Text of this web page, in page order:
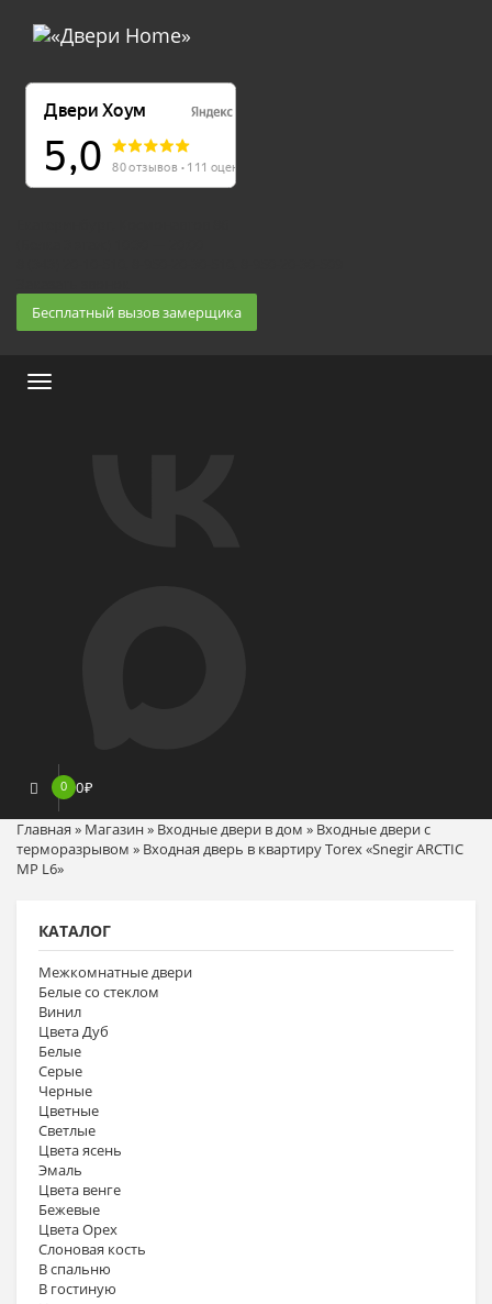
Бесплатный вызов замерщика
Меню
0 0₽
Главная » Магазин» Входные двери в дом » Входные двери с
терморазрывом » Входная дверь в квартиру Torex «Snegir ARCTIC
MP L6»
КАТАЛОГ
Межкомнатные двери
Белые со стеклом
Винил
Цвета Дуб
Белые
Серые
Черные
Цветные
Светлые
Цвета ясень
Эмаль
Цвета венге
Бежевые
Цвета Орех
Слоновая кость
В спальню
В гостиную